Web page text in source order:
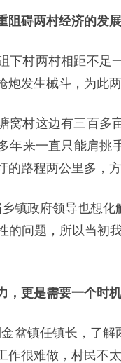
阻碍两村经济的发展
下村两村相距不足
炮发生械斗，为此
窝村这边有三百多
年来一直只能肩挑
的路程两公里多，
镇政府领导也想
的问题，所以当初
，更是需要一个时机
金盆镇任镇长，了
作很难做，村民不